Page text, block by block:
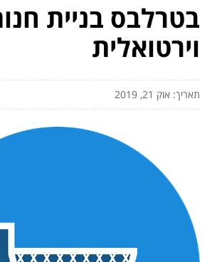
בטרלבס בניית
וירטואלית
תאריך: אוק 21, 2019